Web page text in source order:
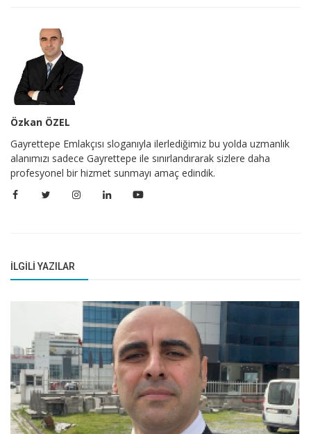
Özkan ÖZEL
Gayrettepe Emlakçısı sloganıyla ilerlediğimiz bu yolda uzmanlık
alanımızı sadece Gayrettepe ile sınırlandırarak sizlere daha
profesyonel bir hizmet sunmayı amaç edindik.
İLGILI YAZILAR